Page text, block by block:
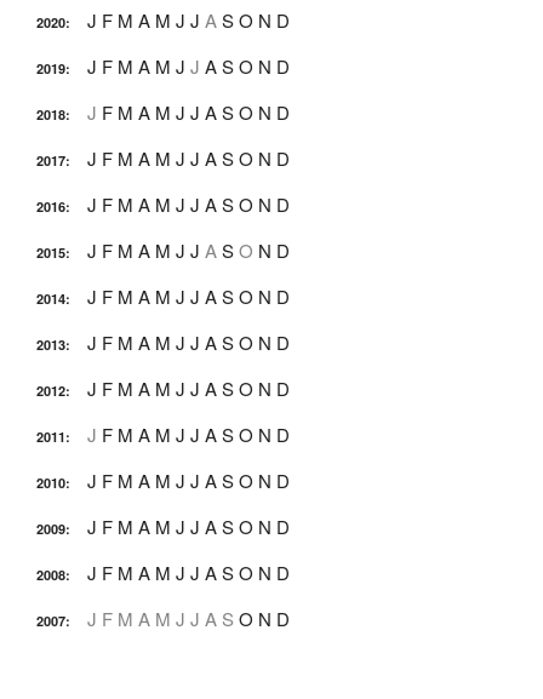
2020: J F M A M J J ASO N D
2019: J F M A M J J ASO N D
2018: J F M A M J J ASO N D
2017: J F M A M J J ASO N D
2016: J F M A M J J ASO N D
2015: J F M A M J J ASO N D
2014: J F M A M J J ASO N D
2013: J F M A M J J ASO N D
2012: J F M A M J J ASO N D
2011: J F M A M J J ASO N D
2010: J F M A M J J ASO N D
2009: J F M A M J J ASO N D
2008: J F M A M J J ASO N D
2007: J F M A M J J A S O N D